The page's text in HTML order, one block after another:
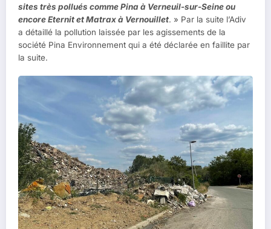
sites très pollués comme Pina à Verneuil-sur-Seine ou
encore Eternit et Matrax à Vernouillet. » Par la suite l’Adiv
a détaillé la pollution laissée par les agissements de la
société Pina Environnement qui a été déclarée en faillite par
la suite.